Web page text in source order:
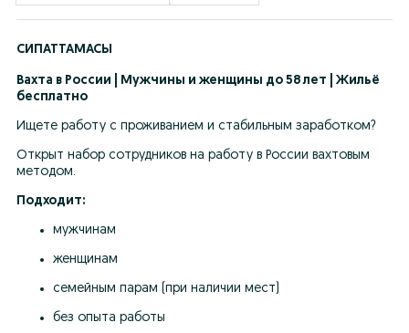
СИПАТТАМАСЫ
Вахта в России | Мужчины и женщины до 58 лет | Жильё
бесплатно
Ищете работу с проживанием и стабильным заработком?
Открыт набор сотрудников на работу в России вахтовым
методом.
Подходит:
мужчинам
женщинам
семейным парам (при наличии мест)
без опыта работы